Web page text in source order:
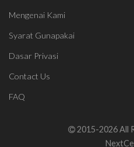
Mengenai Kami
Syarat Gunapakai
Dasar Privasi
Contact Us
FAQ
2015-2026 All